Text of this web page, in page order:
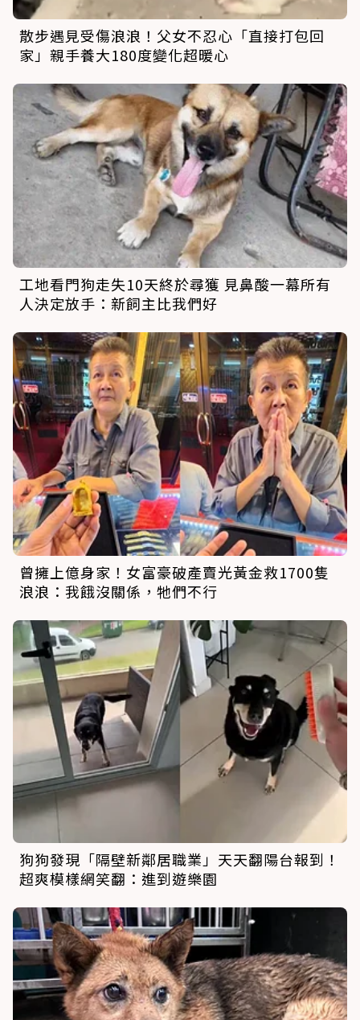
散步遇見受傷浪浪！父女不忍心「直接打包回
家」親手養大180度變化超暖心
工地看門狗走失10天終於尋獲 見鼻酸一幕所有
人決定放手：新飼主比我們好
曾擁上億身家！女富豪破產賣光黃金救1700隻
浪浪：我餓沒關係，牠們不行
狗狗發現「隔壁新鄰居職業」天天翻陽台報到！
超爽模樣網笑翻：進到遊樂園